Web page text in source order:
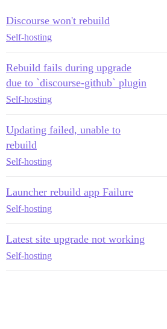
Discourse won't rebuild
Self-hosting
Rebuild fails during upgrade
due to `discourse-github` plugin
Self-hosting
Updating failed, unable to
rebuild
Self-hosting
Launcher rebuild app Failure
Self-hosting
Latest site upgrade not working
Self-hosting